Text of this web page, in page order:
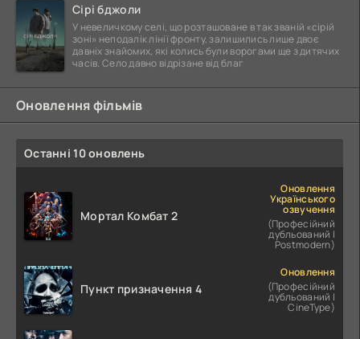
Сірі бджоли
У невеличкому селі, що розташоване в так званій «сірій
зоні» неподалік лінії фронту, залишились лише двоє
давніх знайомих, які колись були ворогами ще з дитячих
часів. Село давно відрізане від благ
Оновлення фільмів
Останні 10 оновлень
Мортал Комбат 2
Оновлення
Українського
озвучення
(Професійний
дубльований |
Postmodern)
Пункт призначення 4
Оновлення
(Професійний
дубльований |
CineType)